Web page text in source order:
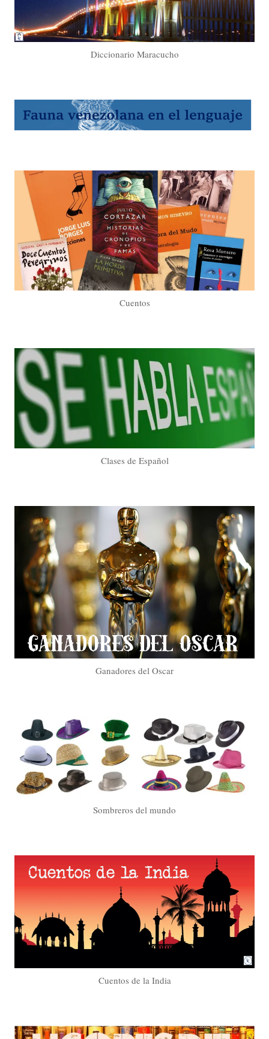
Diccionario Maracucho
Cuentos
Clases de Español
Ganadores del Oscar
Sombreros del mundo
Cuentos de la India